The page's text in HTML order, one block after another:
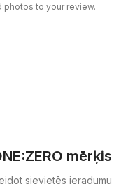
photos to your review.
mērķis
sievietēs ieradumu